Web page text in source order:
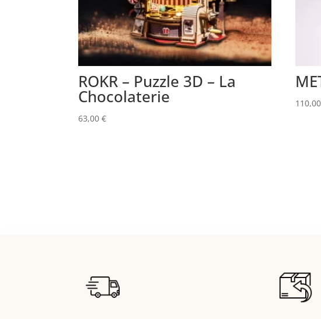
ROKR – Puzzle 3D – La
Chocolaterie
63,00€
110,00